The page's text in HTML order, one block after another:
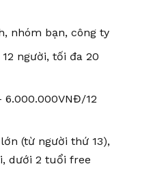
nhóm bạn, công ty
người, tối đa 20
6.000.000VNĐ/12
(từ người thứ 13),
dưới 2 tuổi free